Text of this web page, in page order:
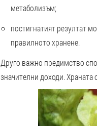
метаболизъм;
постигнатият резултат
правилното хранене.
Друго важно предимство
значителни доходи. Храната